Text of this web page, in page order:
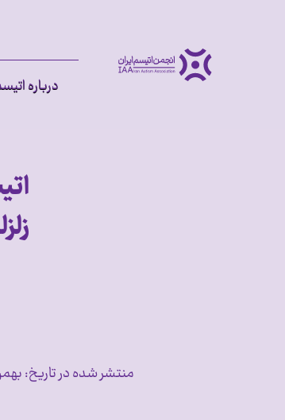
درباره
منتشر شده در تاریخ:بهمن